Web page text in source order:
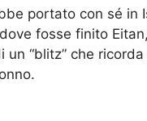
portato con sé in
fosse finito
un “blitz” che